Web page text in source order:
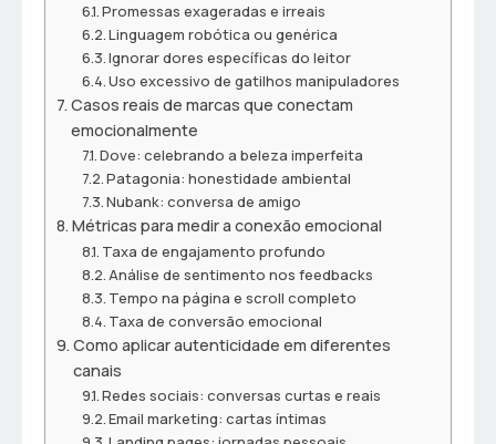
Promessas exageradas e irreais
Linguagem robótica ou genérica
Ignorar dores específicas do leitor
Uso excessivo de gatilhos manipuladores
Casos reais de marcas que conectam
emocionalmente
Dove: celebrando a beleza imperfeita
Patagonia: honestidade ambiental
Nubank: conversa de amigo
Métricas para medir a conexão emocional
Taxa de engajamento profundo
Análise de sentimento nos feedbacks
Tempo na página e scroll completo
Taxa de conversão emocional
Como aplicar autenticidade em diferentes
canais
Redes sociais: conversas curtas e reais
Email marketing: cartas íntimas